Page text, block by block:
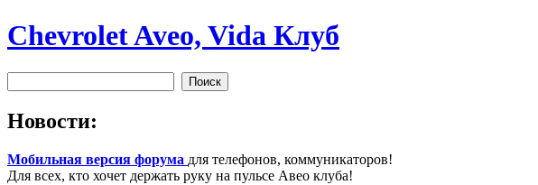
Chevrolet Aveo, Vida Клуб
Новости:
Мобильная версия форума для телефонов, коммуникаторов!
Для всех, кто хочет держать руку на пульсе Авео клуба!